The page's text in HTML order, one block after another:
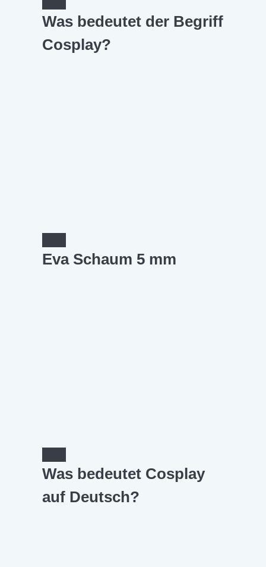
Was bedeutet der Begriff
Cosplay?
Eva Schaum 5 mm
Was bedeutet Cosplay
auf Deutsch?